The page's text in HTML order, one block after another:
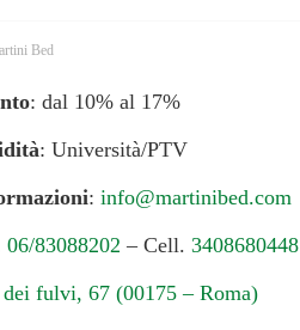
Bed
: dal 10% al 17%
: Università/PTV
: info@martinibed.com
06/83088202 – Cell. 3408680448
fulvi, 67 (00175 – Roma)